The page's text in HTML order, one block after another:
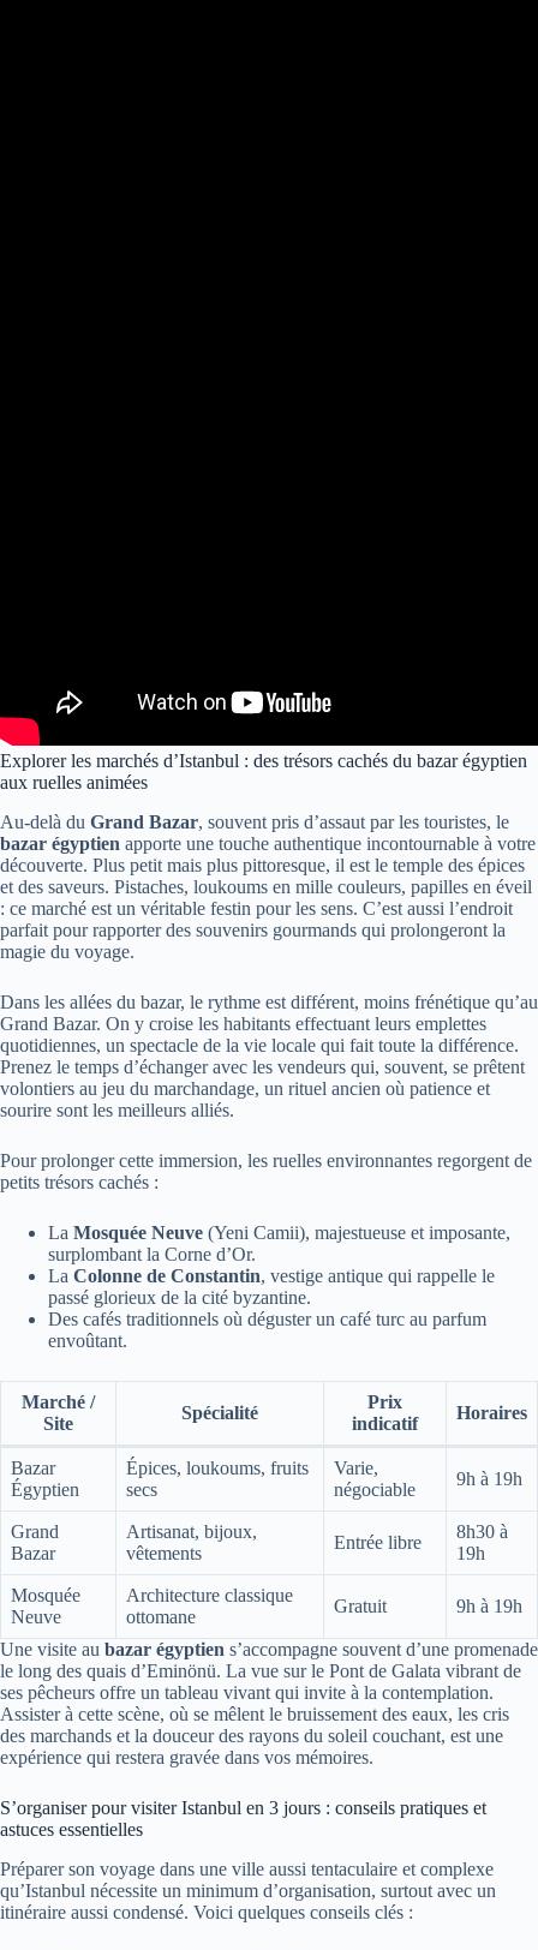
Explorer les marchés d’Istanbul : des trésors cachés du bazar égyptien
aux ruelles animées
Au-delà du Grand Bazar, souvent pris d’assaut par les touristes, le
bazar égyptien apporte une touche authentique incontournable à votre
découverte. Plus petit mais plus pittoresque, il est le temple des épices
et des saveurs. Pistaches, loukoums en mille couleurs, papilles en éveil
: ce marché est un véritable festin pour les sens. C’est aussi l’endroit
parfait pour rapporter des souvenirs gourmands qui prolongeront la
magie du voyage.
Dans les allées du bazar, le rythme est différent, moins frénétique qu’au
Grand Bazar. On y croise les habitants effectuant leurs emplettes
quotidiennes, un spectacle de la vie locale qui fait toute la différence.
Prenez le temps d’échanger avec les vendeurs qui, souvent, se prêtent
volontiers au jeu du marchandage, un rituel ancien où patience et
sourire sont les meilleurs alliés.
Pour prolonger cette immersion, les ruelles environnantes regorgent de
petits trésors cachés :
La Mosquée Neuve (Yeni Camii), majestueuse et imposante,
surplombant la Corne d’Or.
La Colonne de Constantin, vestige antique qui rappelle le
passé glorieux de la cité byzantine.
Des cafés traditionnels où déguster un café turc au parfum
envoûtant.
Marché /
Site
Spécialité
Prix
indicatif
Horaires
Bazar
Égyptien
Épices, loukoums, fruits
secs
Varie,
négociable
9h à 19h
Grand
Bazar
Artisanat, bijoux,
vêtements
Entrée libre
8h30 à
19h
Mosquée
Neuve
Architecture classique
ottomane
Gratuit 9h à 19h
Une visite au bazar égyptien s’accompagne souvent d’une promenade
le long des quais d’Eminönü. La vue sur le Pont de Galata vibrant de
ses pêcheurs offre un tableau vivant qui invite à la contemplation.
Assister à cette scène, où se mêlent le bruissement des eaux, les cris
des marchands et la douceur des rayons du soleil couchant, est une
expérience qui restera gravée dans vos mémoires.
S’organiser pour visiter Istanbul en 3 jours : conseils pratiques et
astuces essentielles
Préparer son voyage dans une ville aussi tentaculaire et complexe
qu’Istanbul nécessite un minimum d’organisation, surtout avec un
itinéraire aussi condensé. Voici quelques conseils clés :